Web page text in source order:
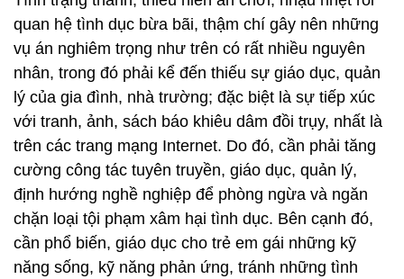
quan hệ tình dục bừa bãi, thậm chí gây nên những
vụ án nghiêm trọng như trên có rất nhiều nguyên
nhân, trong đó phải kể đến thiếu sự giáo dục, quản
lý của gia đình, nhà trường; đặc biệt là sự tiếp xúc
với tranh, ảnh, sách báo khiêu dâm đồi trụy, nhất là
trên các trang mạng Internet. Do đó, cần phải tăng
cường công tác tuyên truyền, giáo dục, quản lý,
định hướng nghề nghiệp để phòng ngừa và ngăn
chặn loại tội phạm xâm hại tình dục. Bên cạnh đó,
cần phổ biến, giáo dục cho trẻ em gái những kỹ
năng sống, kỹ năng phản ứng, tránh những tình